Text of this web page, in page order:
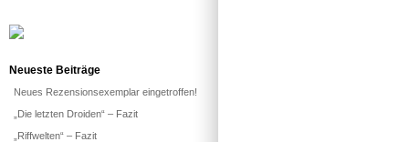
Neueste Beiträge
Neues Rezensionsexemplar eingetroffen!
„Die letzten Droiden“ – Fazit
„Riffwelten“ – Fazit